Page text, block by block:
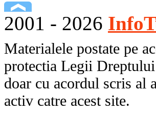
2001 - 2026
Materialele postate pe
protectia Legii
doar cu acordul scris al
activ catre acest site.